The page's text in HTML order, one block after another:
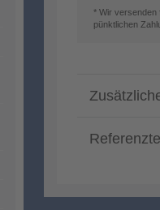
* Wir versenden
pünktlichen